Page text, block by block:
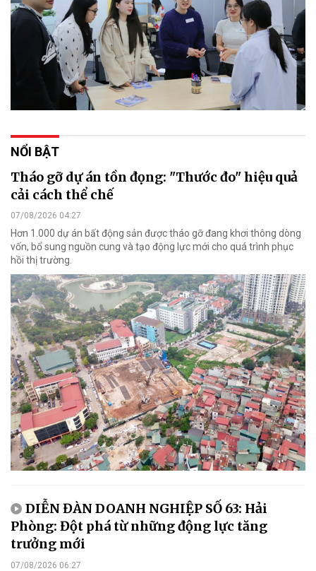
NỔI BẬT
Tháo gỡ dự án tồn đọng: "Thước đo" hiệu quả
cải cách thể chế
07/08/2026 04:27
Hơn 1.000 dự án bất động sản được tháo gỡ đang khơi thông dòng
vốn, bổ sung nguồn cung và tạo động lực mới cho quá trình phục
hồi thị trường.
DIỄN ĐÀN DOANH NGHIỆP SỐ 63: Hải
Phòng: Đột phá từ những động lực tăng
trưởng mới
07/08/2026 06:27